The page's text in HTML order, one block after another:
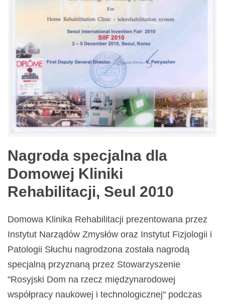
Nagroda specjalna dla
Domowej Kliniki
Rehabilitacji, Seul 2010
Domowa Klinika Rehabilitacji prezentowana przez
Instytut Narządów Zmysłów oraz Instytut Fizjologii i
Patologii Słuchu nagrodzona została nagrodą
specjalną przyznaną przez Stowarzyszenie
"Rosyjski Dom na rzecz międzynarodowej
współpracy naukowej i technologicznej" podczas